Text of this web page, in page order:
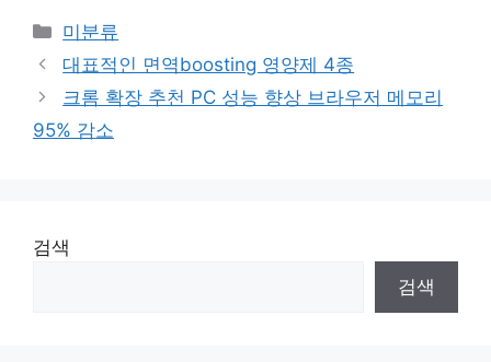
Categories
미분류
대표적인 면역boosting 영양제 4종
크롬 확장 추천 PC 성능 향상 브라우저 메모리
95% 감소
검색
검색